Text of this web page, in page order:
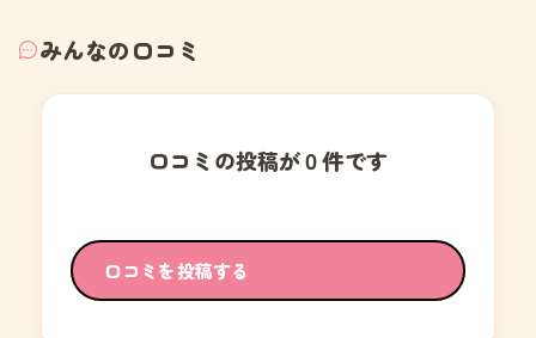
みんなの口コミ
口コミの投稿が０件です
口コミを投稿する